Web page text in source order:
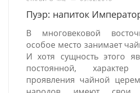
Пуэр: напиток
В многовековой
особое место занимает
И хотя сущность этого
постоянной,
проявления чайной